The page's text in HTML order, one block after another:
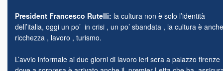
President Francesco Rutelli: la cultura non è solo l’identità
dell’italia, oggi un po’ in crisi , un po’ sbandata , la cultura è anche
ricchezza , lavoro , turismo.
L’avvio informale ai due giorni di lavoro ieri sera a palazzo firenze